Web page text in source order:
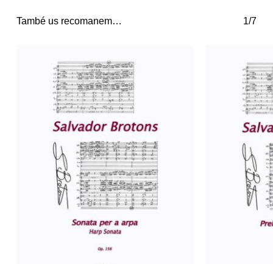
També us recomanem… 1/7